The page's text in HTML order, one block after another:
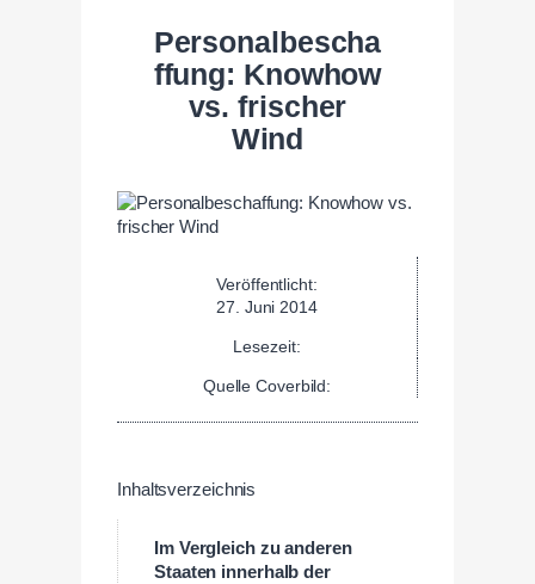
Personalbescha
ffung: Knowhow
vs. frischer
Wind
Veröffentlicht:
27. Juni 2014
Lesezeit:
Quelle Coverbild:
Inhaltsverzeichnis
Im Vergleich zu anderen
Staaten innerhalb der